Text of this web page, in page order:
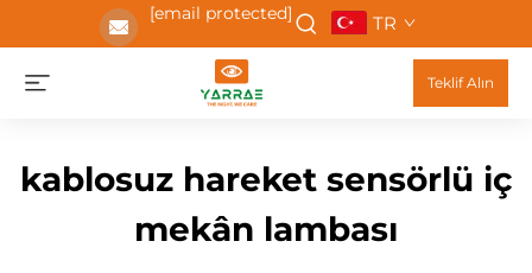
[email protected] TR
Teklif Alın
kablosuz hareket sensörlü iç
mekân lambası